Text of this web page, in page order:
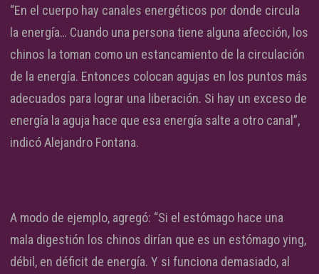
“En el cuerpo hay canales energéticos por donde circula
la energía… Cuando una persona tiene alguna afección, los
chinos la toman como un estancamiento de la circulación
de la energía. Entonces colocan agujas en los puntos más
adecuados para lograr una liberación. Si hay un exceso de
energía la aguja hace que esa energía salte a otro canal”,
indicó Alejandro Fontana.
A modo de ejemplo, agregó: “Si el estómago hace una
mala digestión los chinos dirían que es un estómago ying,
débil, en déficit de energía. Y si funciona demasiado, al